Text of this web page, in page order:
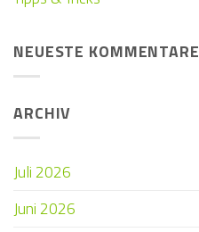
NEUESTE KOMMENTARE
ARCHIV
Juli 2026
Juni 2026